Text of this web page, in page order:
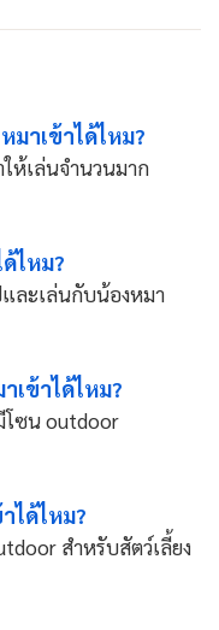
มาเข้าได้ไหม?
ห้เล่นจำนวนมาก
ไหม?
ละเล่นกับน้องหมา
เข้าได้ไหม?
โซน outdoor
ได้ไหม?
สำหรับสัตว์เลี้ยง